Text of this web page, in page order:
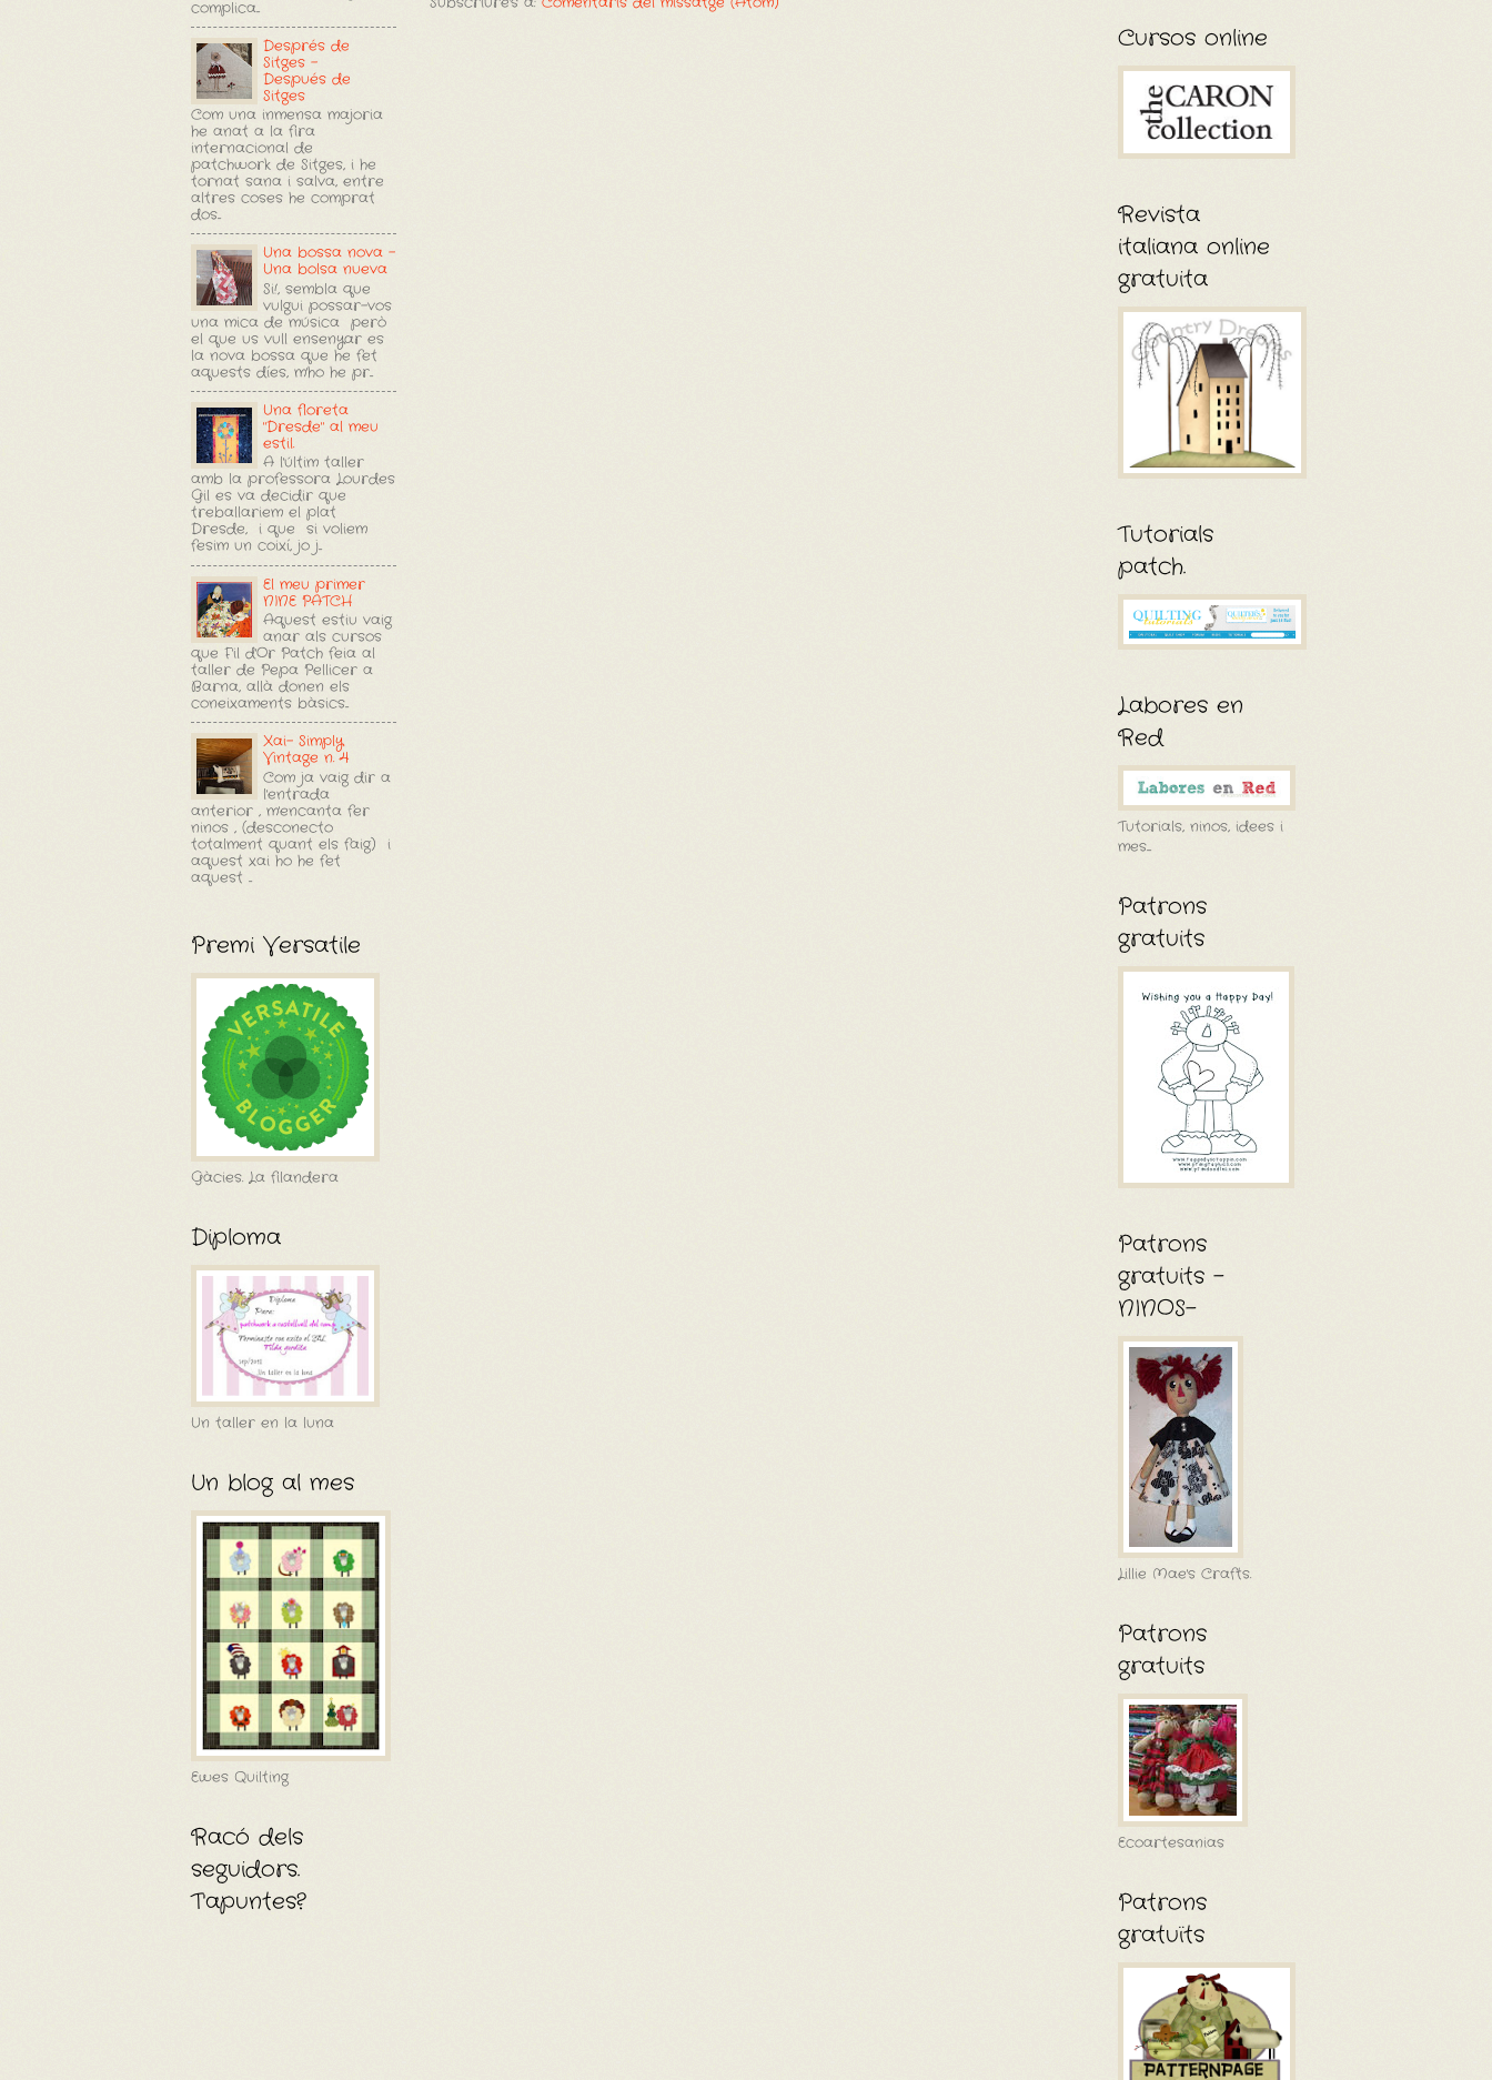
complica...
Després de
Sitges -
Después de
Sitges
Com una inmensa majoria
he anat a la fira
internacional de
patchwork de Sitges, i he
tornat sana i salva, entre
altres coses he comprat
dos...
Una bossa nova -
Una bolsa nueva
Si!, sembla que
vulgui possar-vos
una mica de música però
el que us vull ensenyar es
la nova bossa que he fet
aquests díes, m'ho he pr...
Una floreta
"Dresde" al meu
estil.
A l'últim taller
amb la professora Lourdes
Gil es va decidir que
treballariem el plat
Dresde, i que si voliem
fesim un coixí, jo j...
El meu primer
NINE PATCH
Aquest estiu vaig
anar als cursos
que F'il d'Or Patch feia al
taller de Pepa Pellicer a
Barna, allà donen els
coneixaments bàsics...
Xai- Simply
Vintage n. 4
Com ja vaig dir a
l'entrada
anterior , m'encanta fer
ninos , (desconecto
totalment quant els faig) i
aquest xai ho he fet
aquest ...
Premi Versatile
Gàcies. La filandera
Diploma
Un taller en la luna
Un blog al mes
Ewes Quilting
Racó dels
seguidors.
T'apuntes?
Cursos online
Revista
italiana online
gratuita
Tutorials
patch.
Labores en
Red
Tutorials, ninos, idees i
mes....
Patrons
gratuits
Patrons
gratuits -
NINOS-
Lillie Mae's Crafts.
Patrons
gratuits
Ecoartesanias
Patrons
gratuïts